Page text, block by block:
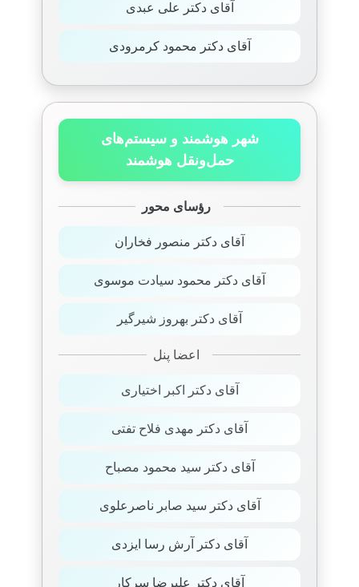
آقای دکتر علی عبدی
آقای دکتر محمود کرمرودی
شهر هوشمند و سیستم‌های
حمل‌ونقل هوشمند
رؤسای محور
آقای دکتر منصور فخاران
آقای دکتر محمود سیادت موسوی
آقای دکتر بهروز شیرگیر
اعضا پنل
آقای دکتر اکبر اختیاری
آقای دکتر مهدی فلاح تفتی
آقای دکتر سید محمود مصباح
آقای دکتر سید صابر ناصرعلوی
آقای دکتر آرش رسا ایزدی
آقای دکتر علیرضا سرکار